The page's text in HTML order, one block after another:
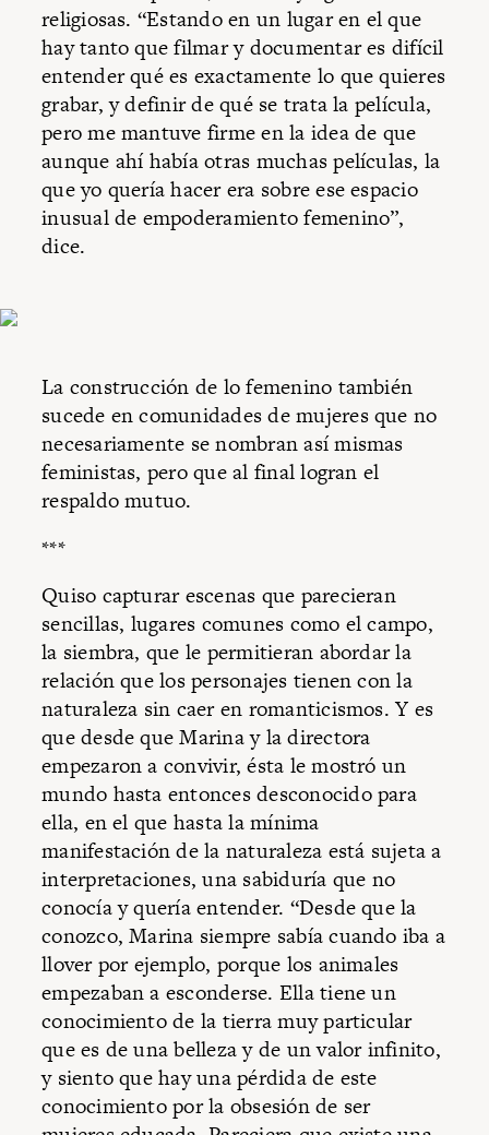
religiosas. “Estando en un lugar en el que
hay tanto que filmar y documentar es difícil
entender qué es exactamente lo que quieres
grabar, y definir de qué se trata la película,
pero me mantuve firme en la idea de que
aunque ahí había otras muchas películas, la
que yo quería hacer era sobre ese espacio
inusual de empoderamiento femenino”,
dice.
La construcción de lo femenino también
sucede en comunidades de mujeres que no
necesariamente se nombran así mismas
feministas, pero que al final logran el
respaldo mutuo.
***
Quiso capturar escenas que parecieran
sencillas, lugares comunes como el campo,
la siembra, que le permitieran abordar la
relación que los personajes tienen con la
naturaleza sin caer en romanticismos. Y es
que desde que Marina y la directora
empezaron a convivir, ésta le mostró un
mundo hasta entonces desconocido para
ella, en el que hasta la mínima
manifestación de la naturaleza está sujeta a
interpretaciones, una sabiduría que no
conocía y quería entender. “Desde que la
conozco, Marina siempre sabía cuando iba a
llover por ejemplo, porque los animales
empezaban a esconderse. Ella tiene un
conocimiento de la tierra muy particular
que es de una belleza y de un valor infinito,
y siento que hay una pérdida de este
conocimiento por la obsesión de ser